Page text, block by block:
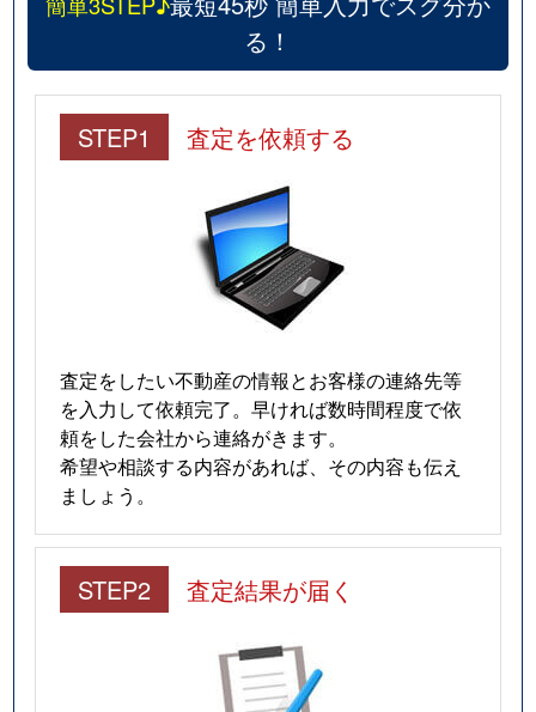
る！
STEP1 査定を依頼する
査定をしたい不動産の情報とお客様の連絡先等
を入力して依頼完了。早ければ数時間程度で依
頼をした会社から連絡がきます。
希望や相談する内容があれば、その内容も伝え
ましょう。
STEP2 査定結果が届く